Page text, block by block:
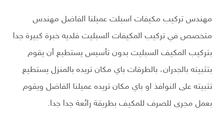
مهندس تركيب مكيفات اسبلت عميلنا الفاضل مهندس
متخصص في تركيب المكيفات السبليت فلديه خبرة كبيرة جدا
بتركيب المكيف السبليت بدون تأسيس يستطيع أن يقوم
بتثبيته بالجدران، بالطرقات باي مكان تريده بالمنزل يستطيع
تثبيته على النوافذ او باي مكان تريده عميلنا الفاضل ويقوم
بعمل مجرى للصرف للمكيف بطريقة رائعة جدا جدا.